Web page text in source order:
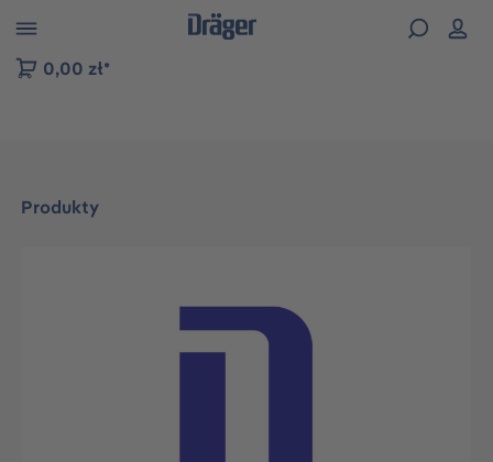
do nawigacji na platformie B2B
0,00 zł*
Produkty
Pomiń galerię zdjęć